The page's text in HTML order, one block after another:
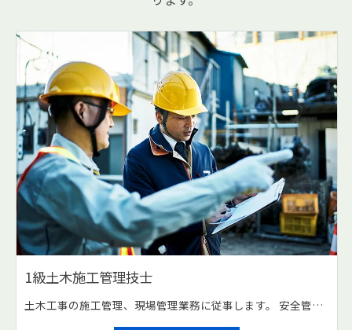
1級土木施工管理技士
土木工事の施工管理、現場管理業務に従事します。 安全管理等、現場運営に必要な事項全般が業務となります。 また現場代理人や監理技術者として一線で活躍する主力となる方、 いちスタッフとして現場や協力会社の管理に専念していただく方、 タイプを分けて求人しております。 東北地方整備局、宮城県、登米市等発注の公共工事を請け負います。 主に登米市をはじめ県北エリアでの施工が中心。